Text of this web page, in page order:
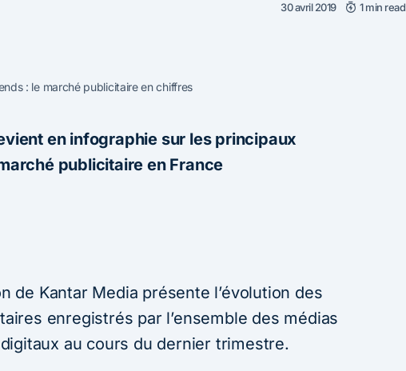
30 avril 2019 1 min read
: le marché publicitaire en chiffres
en infographie sur les principaux
publicitaire en France
de Kantar Media présente l’évolution des
enregistrés par l’ensemble des médias
au cours du dernier trimestre.